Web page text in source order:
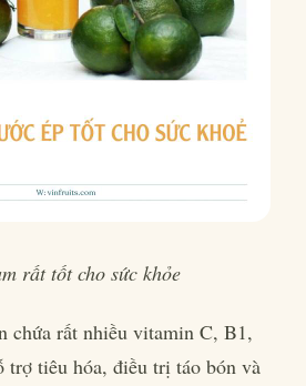
rất tốt cho sức khỏe
chứa rất nhiều vitamin C, B1,
trợ tiêu hóa, điều trị táo bón và